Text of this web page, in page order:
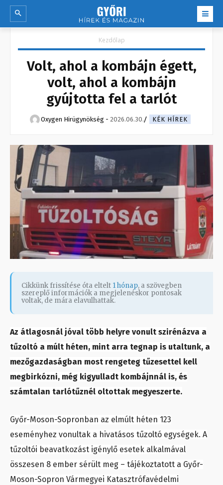
Kezdőlap
Volt, ahol a kombájn égett,
volt, ahol a kombájn
gyújtotta fel a tarlót
Oxygen Hirügynökség - 2026.06.30. KÉK HÍREK
Cikkünk frissítése óta eltelt 1 hónap, a szövegben
szereplő információk a megjelenéskor pontosak
voltak, de mára elavulhattak.
Az átlagosnál jóval több helyre vonult szirénázva a
tűzoltó a múlt héten, mint arra tegnap is utaltunk, a
mezőgazdaságban most rengeteg tűzesettel kell
megbirkózni, még kigyulladt kombájnnál is, és
számtalan tarlótűznél oltottak megyeszerte.
Győr-Moson-Sopronban az elmúlt héten 123
eseményhez vonultak a hivatásos tűzoltó egységek. A
tűzoltói beavatkozást igénylő esetek alkalmával
összesen 8 ember sérült meg – tájékoztatott a Győr-
Moson-Sopron Vármegyei Katasztrófavédelmi